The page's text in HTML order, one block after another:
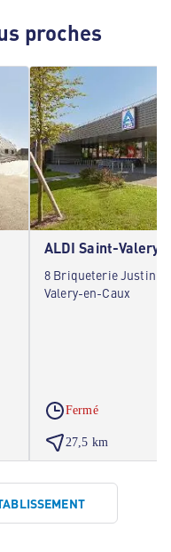
proches
ALDI Saint-Valery-
8 Briqueterie Justin
Valery-en-Caux
Fermé
27,5 km